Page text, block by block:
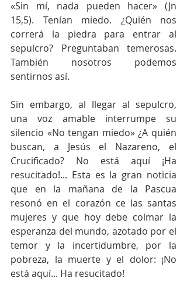
«Sin mí, nada pueden hacer» (Jn
15,5). Tenían miedo. ¿Quién nos
correrá la piedra para entrar al
sepulcro? Preguntaban temerosas.
También nosotros podemos
sentirnos así.
Sin embargo, al llegar al sepulcro,
una voz amable interrumpe su
silencio «No tengan miedo» ¿A quién
buscan, a Jesús el Nazareno, el
Crucificado? No está aquí ¡Ha
resucitado!... Esta es la gran noticia
que en la mañana de la Pascua
resonó en el corazón ce las santas
mujeres y que hoy debe colmar la
esperanza del mundo, azotado por el
temor y la incertidumbre, por la
pobreza, la muerte y el dolor: ¡No
está aquí... Ha resucitado!